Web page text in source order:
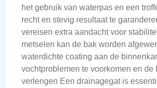
het gebruik van waterpas en een
recht en stevig resultaat te
vereisen extra aandacht voor
metselen kan de bak worden
waterdichte coating aan de
vochtproblemen te voorkomen en de
verlengen Een drainagegat is